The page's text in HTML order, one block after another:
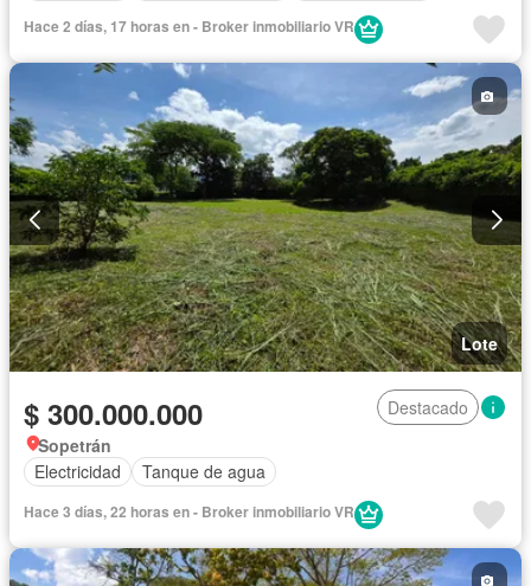
Hace 2 días, 17 horas en - Broker inmobiliario VR
Lote
$ 300.000.000
Destacado
Sopetrán
Electricidad
Tanque de agua
Hace 3 días, 22 horas en - Broker inmobiliario VR